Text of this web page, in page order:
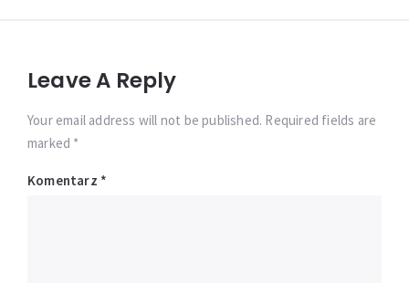
Leave A Reply
Your email address will not be published. Required fields are
marked *
Komentarz *